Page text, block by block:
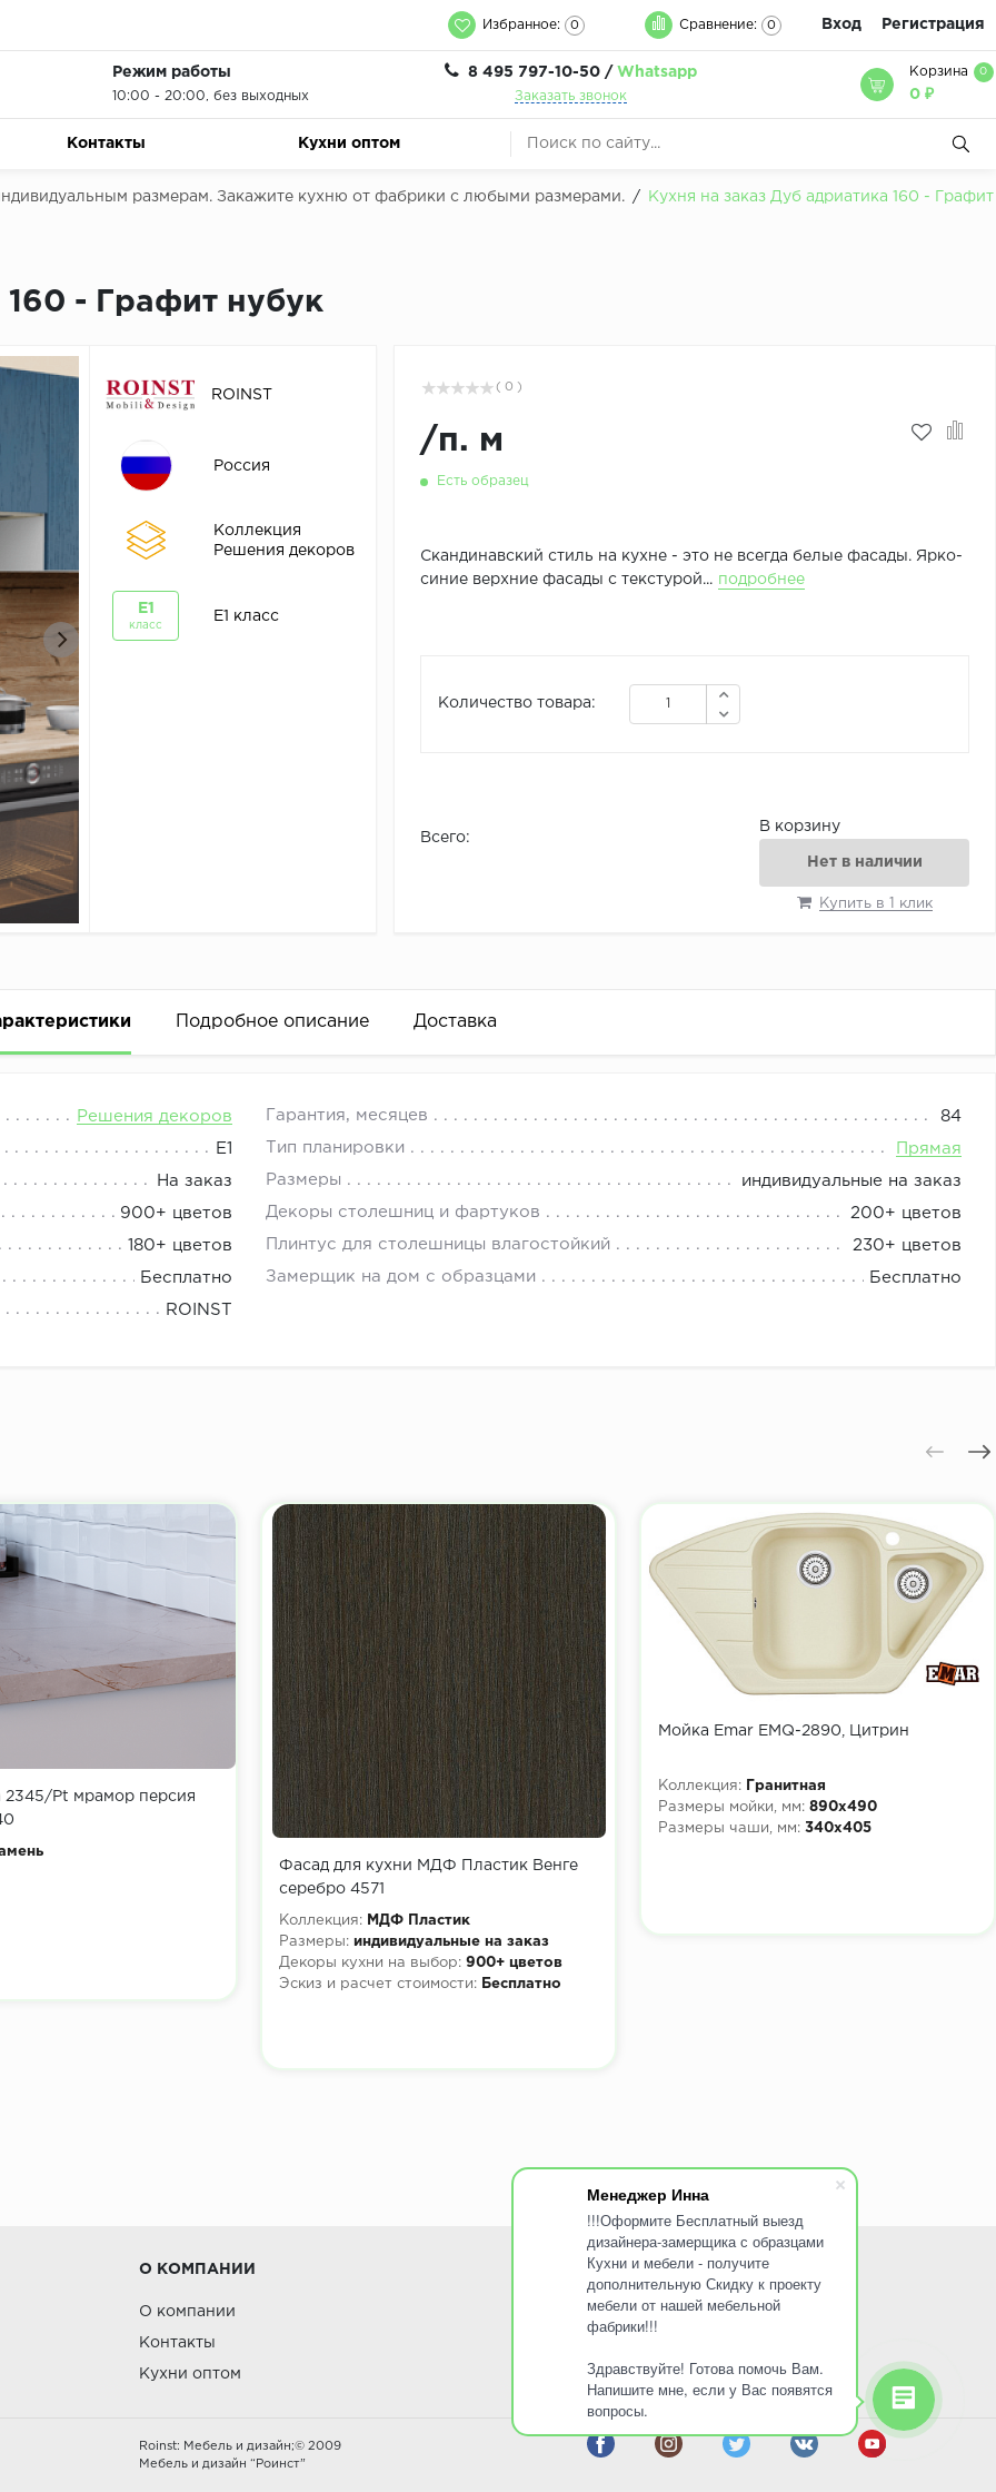
Менеджер Инна
!!!Оформите Бесплатный выезд
дизайнера-замерщика с образцами
Кухни и мебели - получите
дополнительную Скидку к проекту
мебели от нашей мебельной
фабрики!!!
Здравствуйте! Готова помочь Вам.
Напишите мне, если у Вас появятся
вопросы.
Избранное: 0 Сравнение: 0 Вход Регистрация
Режим работы
10:00 - 20:00, без выходных
8 495 797-10-50 / Whatsapp
Заказать звонок
Корзина 0
0 ₽
Контакты Кухни оптом
размерам. Закажите кухню от фабрики с любыми размерами. /
Кухня на заказ Дуб адриатика 160 - Графит
160 - Графит нубук
ROINST
Россия
Коллекция
Решения декоров
Е1
класс
Е1 класс
( 0 )
/п. м
Есть образец
Скандинавский стиль на кухне - это не всегда белые фасады. Ярко-
синие верхние фасады с текстурой... подробнее
Количество товара:
Всего:
В корзину
Нет в наличии
Купить в 1 клик
Подробное описание Доставка
Решения декоров Гарантия, месяцев 84
Е1 Тип планировки Прямая
На заказ Размеры индивидуальные на заказ
900+ цветов Декоры столешниц и фартуков 200+ цветов
180+ цветов Плинтус для столешницы влагостойкий 230+ цветов
Бесплатно Замерщик на дом с образцами Бесплатно
ROINST
S Мрамор греческий и со стеновой панелью 2384-S Мрамор греческий.
S Дуб выбеленный и со стеновой панелью 9022-S Дуб выбеленный.
2345/Pt мрамор персия
Фасад для кухни МДФ Пластик Венге
серебро 4571
Коллекция:
МДФ Пластик
Размеры: индивидуальные на заказ
Декоры кухни на выбор: 900+ цветов
Эскиз и расчет стоимости:
Бесплатно
Мойка Emar EMQ-2890, Цитрин
Коллекция:
Гранитная
Размеры мойки, мм: 890х490
Размеры чаши, мм: 340х405
О КОМПАНИИ
О компании
Контакты
Кухни оптом
ПОКУПАТЕЛЯМ
Доставка и оплата
Акции
Roinst: Мебель и дизайн;© 2009
Мебель и дизайн “Роинст”